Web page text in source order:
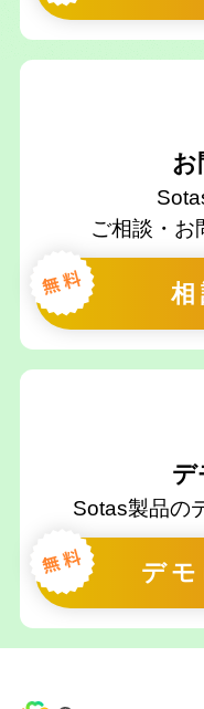
お
ご相談・お
デ
Sotas製品の
デ